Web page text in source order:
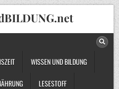
WISSEN UND BILDUNG
LESESTOFF